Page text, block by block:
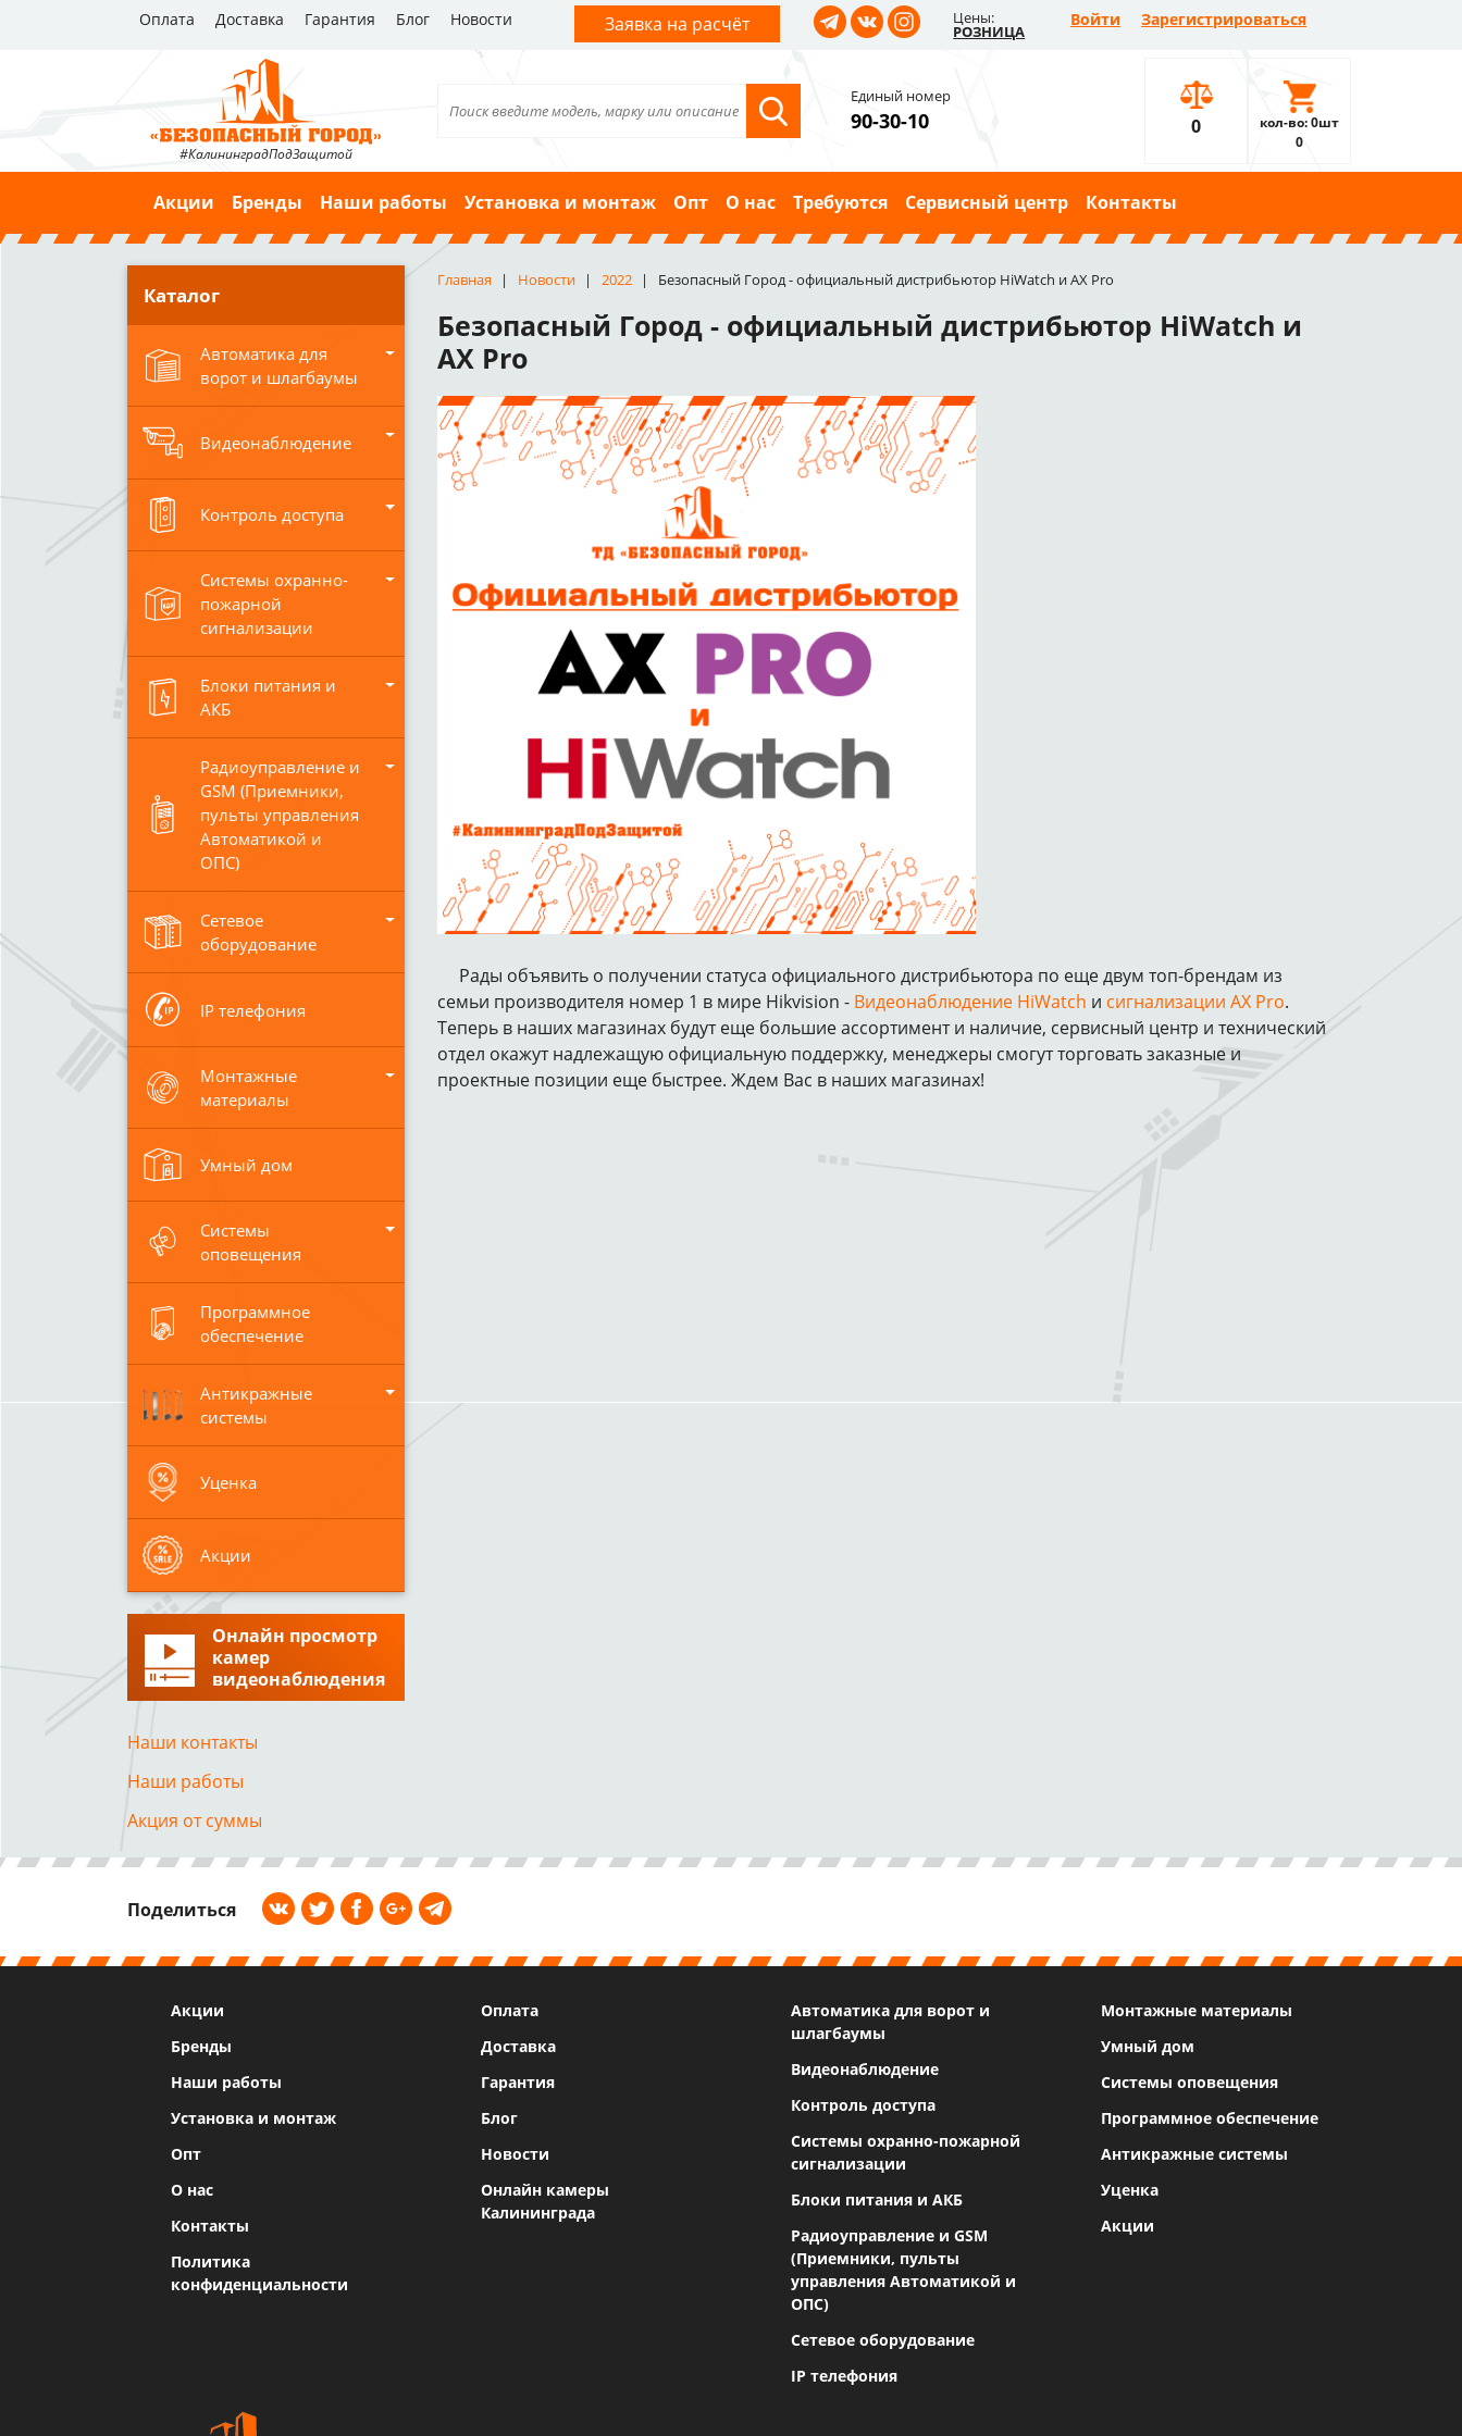
Оплата Доставка Гарантия Блог Новости Заявка на расчёт Цены:
РОЗНИЦА
Войти Зарегистрироваться
#КалининградПодЗащитой
Единый номер
90-30-10 0
кол-во: 0шт
0
Акции Бренды Наши работы Установка и монтаж Опт О нас Требуются Сервисный центр Контакты
Каталог
Автоматика для
ворот и шлагбаумы
Видеонаблюдение
Контроль доступа
Системы охранно-
пожарной
сигнализации
Блоки питания и
АКБ
Радиоуправление и
GSM (Приемники,
пульты управления
Автоматикой и
ОПС)
Сетевое
оборудование
IP телефония
Монтажные
материалы
Умный дом
Системы
оповещения
Программное
обеспечение
Антикражные
системы
Уценка
Акции
Онлайн просмотр
камер
видеонаблюдения
Наши контакты
Наши работы
Акция от суммы
Главная Новости 2022 Безопасный Город - официальный дистрибьютор HiWatch и AX Pro
Безопасный Город - официальный дистрибьютор HiWatch и
AX Pro
Рады объявить о получении статуса официального дистрибьютора по еще двум топ-брендам из
семьи производителя номер 1 в мире Hikvision - Видеонаблюдение HiWatch и сигнализации AX Pro.
Теперь в наших магазинах будут еще большие ассортимент и наличие, сервисный центр и технический
отдел окажут надлежащую официальную поддержку, менеджеры смогут торговать заказные и
проектные позиции еще быстрее. Ждем Вас в наших магазинах!
Поделиться
Акции
Бренды
Наши работы
Установка и монтаж
Опт
О нас
Контакты
Политика
конфиденциальности
Оплата
Доставка
Гарантия
Блог
Новости
Онлайн камеры
Калининграда
Автоматика для ворот и
шлагбаумы
Видеонаблюдение
Контроль доступа
Системы охранно-пожарной
сигнализации
Блоки питания и АКБ
Радиоуправление и GSM
(Приемники, пульты
управления Автоматикой и
ОПС)
Сетевое оборудование
IP телефония
Монтажные материалы
Умный дом
Системы оповещения
Программное обеспечение
Антикражные системы
Уценка
Акции